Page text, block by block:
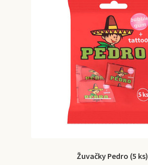
Žuvačky Pedro (5 ks)